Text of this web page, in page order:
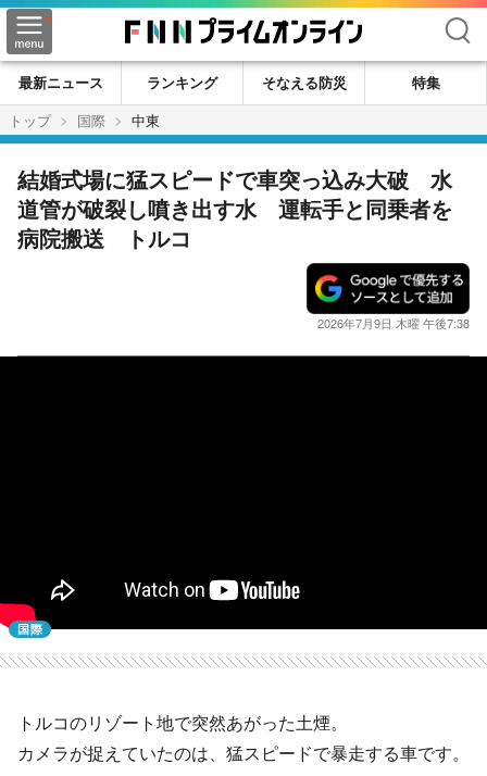
検索
最新ニュース ランキング そなえる防災
特集
トップ
国際 中東
結婚式場に猛スピードで車突っ込み大破 水
道管が破裂し噴き出す水 運転手と同乗者を
病院搬送 トルコ
2026年7月9日 木曜 午後7:38
国際
トルコのリゾート地で突然あがった土煙。
カメラが捉えていたのは、猛スピードで暴走する車です。